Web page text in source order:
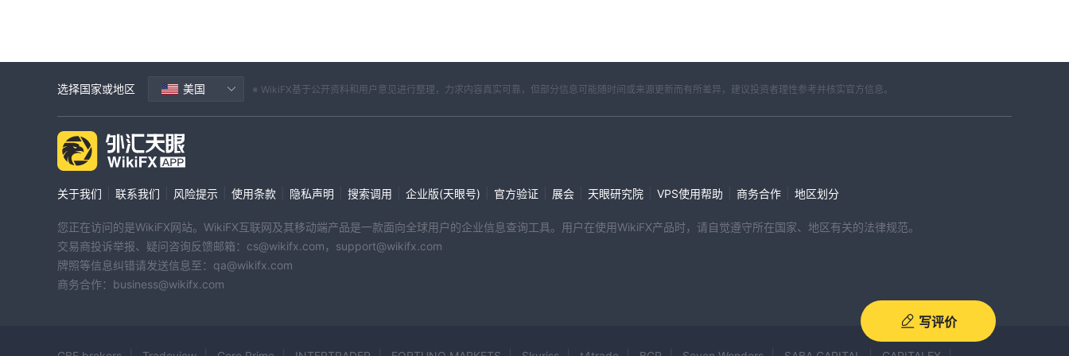
写评价
选择国家或地区 美国 ※ WikiFX基于公开资料和用户意见进行整理，力求内容真实可靠，但部分信息可能随时间或来源更新而有所差异，建议投资者理性参考并核实官方信息。
关于我们 联系我们 风险提示 使用条款 隐私声明 搜索调用 企业版(天眼号) 官方验证 展会 天眼研究院 VPS使用帮助 商务合作 地区划分
您正在访问的是WikiFX网站。WikiFX互联网及其移动端产品是一款面向全球用户的企业信息查询工具。用户在使用WikiFX产品时，请自觉遵守所在国家、地区有关的法律规范。
交易商投诉举报、疑问咨询反馈邮箱：cs@wikifx.com，support@wikifx.com
牌照等信息纠错请发送信息至：qa@wikifx.com
商务合作：business@wikifx.com